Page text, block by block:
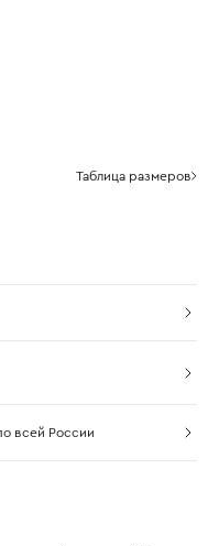
Таблица размеров
всей России